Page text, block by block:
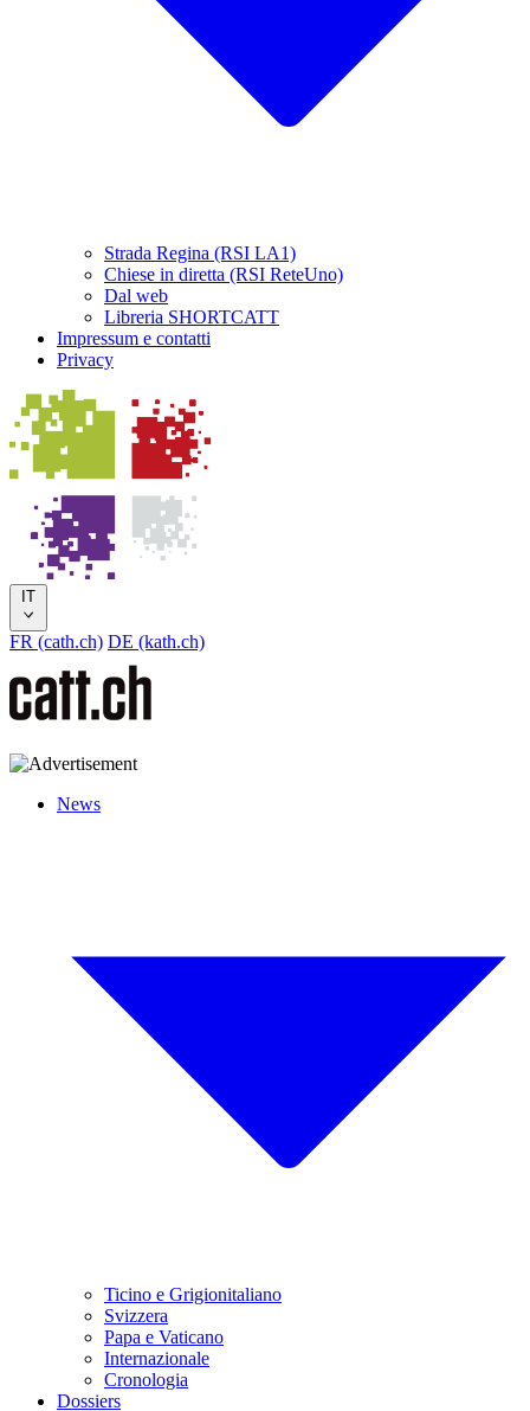
Strada Regina (RSI LA1)
Chiese in diretta (RSI ReteUno)
Dal web
Libreria SHORTCATT
Impressum e contatti
Privacy
IT
FR (cath.ch) DE (kath.ch)
News
Ticino e Grigionitaliano
Svizzera
Papa e Vaticano
Internazionale
Cronologia
Dossiers